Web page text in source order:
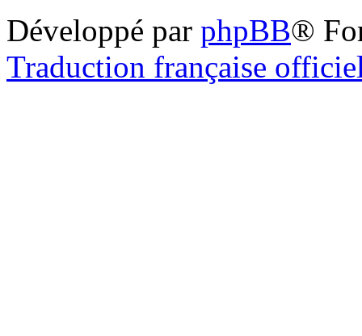
Développé par phpBB®
Traduction française